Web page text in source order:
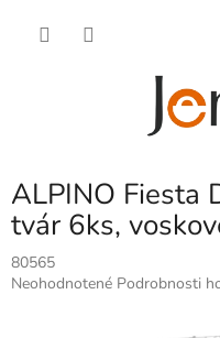
ALPINO Fiesta
tvár 6ks,
80565
Priemerné
Neohodnotené Podrobnosti